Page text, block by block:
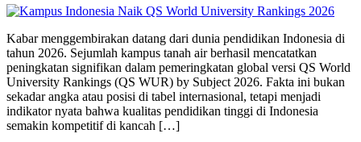
Kabar menggembirakan datang dari dunia pendidikan Indonesia di
tahun 2026. Sejumlah kampus tanah air berhasil mencatatkan
peningkatan signifikan dalam pemeringkatan global versi QS World
University Rankings (QS WUR) by Subject 2026. Fakta ini bukan
sekadar angka atau posisi di tabel internasional, tetapi menjadi
indikator nyata bahwa kualitas pendidikan tinggi di Indonesia
semakin kompetitif di kancah […]